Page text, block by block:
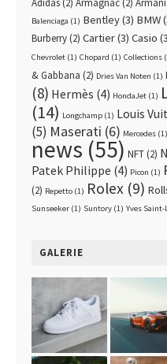
Balenciaga (1) Bentley(3) BMW
Burberry(2) Cartier(3) Casio
Chevrolet (1) Chopard (1) Collections
& Gabbana (2) Dries Van Noten (1)
(8) Hermès (4) HondaJet (1)
(14) Longchamp (1) Louis
(5) Maserati (6) Mercedes (1)
news (55) NFT(2)
Patek Philippe (4) Picon (1)
(2) Repetto (1) Rolex (9)
Sunseeker (1) Suntory (1) Yves
GALERIE